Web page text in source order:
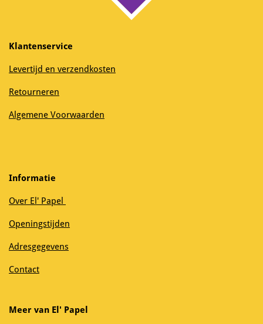
Klantenservice
Levertijd en verzendkosten
Retourneren
Algemene Voorwaarden
Informatie
Over El' Papel
Openingstijden
Adresgegevens
Contact
Meer van El' Papel